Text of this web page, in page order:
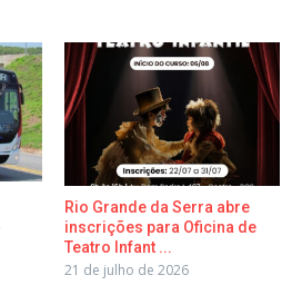
Rio Grande da Serra abre
inscrições para Oficina de
Teatro Infant ...
21 de julho de 2026